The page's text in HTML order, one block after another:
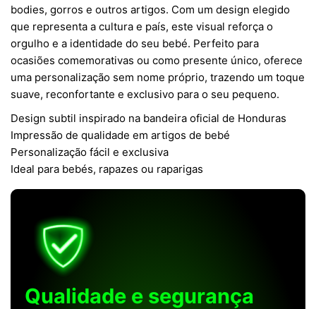
bodies, gorros e outros artigos. Com um design elegido
que representa a cultura e país, este visual reforça o
orgulho e a identidade do seu bebé. Perfeito para
ocasiões comemorativas ou como presente único, oferece
uma personalização sem nome próprio, trazendo um toque
suave, reconfortante e exclusivo para o seu pequeno.
Design subtil inspirado na bandeira oficial de Honduras
Impressão de qualidade em artigos de bebé
Personalização fácil e exclusiva
Ideal para bebés, rapazes ou raparigas
Qualidade e segurança